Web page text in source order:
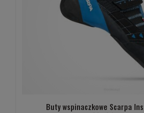
Buty wspinaczkowe Scarpa